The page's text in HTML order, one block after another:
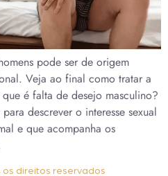
pode ser de origem
Veja ao final como tratar a
é falta de desejo masculino?
descrever o interesse sexual
e que acompanha os
os direitos reservados